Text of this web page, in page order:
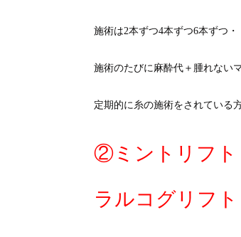
施術は2本ずつ4本ずつ6本ずつ・
施術のたびに麻酔代＋腫れない
定期的に糸の施術をされている
②ミントリフト
ラルコグリフ